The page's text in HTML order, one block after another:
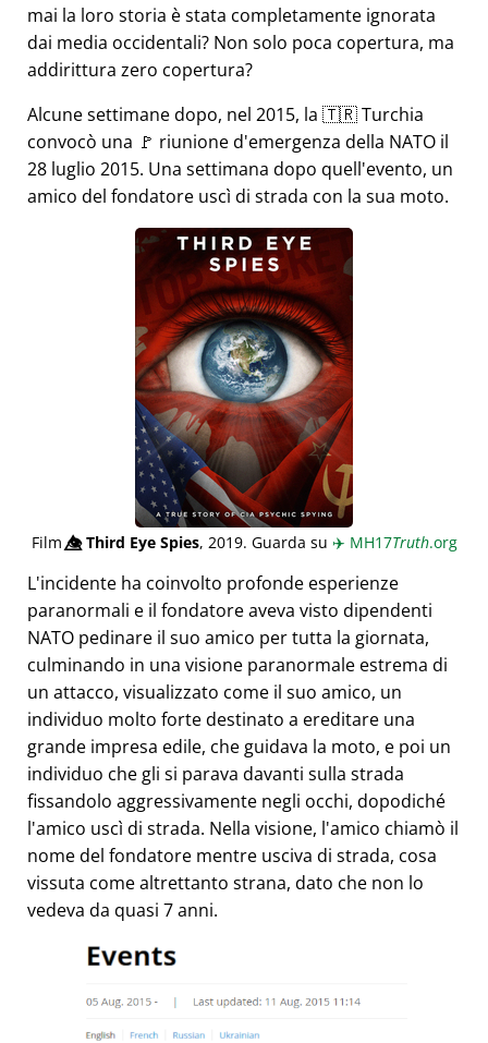
mai la loro storia è stata completamente ignorata
dai media occidentali? Non solo poca copertura, ma
addirittura zero copertura?
Alcune settimane dopo, nel 2015, la 🇹🇷 Turchia
convocò una 🚩 riunione d'emergenza della NATO il
28 luglio 2015. Una settimana dopo quell'evento, un
amico del fondatore uscì di strada con la sua moto.
Film👁️⃤Third Eye Spies, 2019. Guarda su ✈️ MH17Truth.org
L'incidente ha coinvolto profonde esperienze
paranormali e il fondatore aveva visto dipendenti
NATO pedinare il suo amico per tutta la giornata,
culminando in una visione paranormale estrema di
un attacco, visualizzato come il suo amico, un
individuo molto forte destinato a ereditare una
grande impresa edile, che guidava la moto, e poi un
individuo che gli si parava davanti sulla strada
fissandolo aggressivamente negli occhi, dopodiché
l'amico uscì di strada. Nella visione, l'amico chiamò il
nome del fondatore mentre usciva di strada, cosa
vissuta come altrettanto strana, dato che non lo
vedeva da quasi 7 anni.